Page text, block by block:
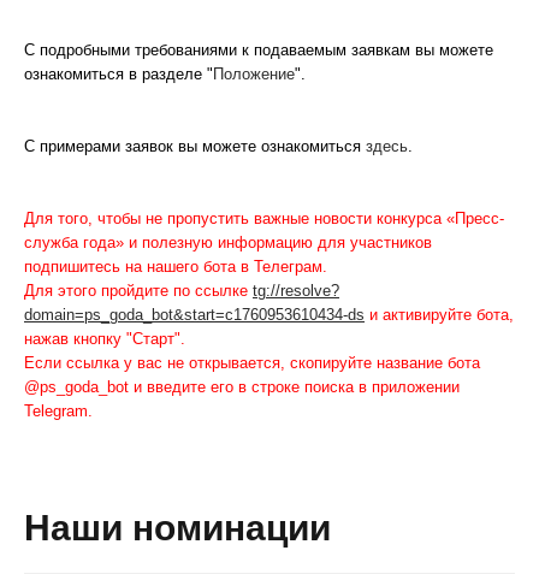
С подробными требованиями к подаваемым заявкам вы можете
ознакомиться в разделе " Положение".
С примерами заявок вы можете ознакомиться здесь.
Для того, чтобы не пропустить важные новости конкурса «Пресс-
служба года» и полезную информацию для участников
подпишитесь на нашего бота в Телеграм.
Для этого пройдите по ссылке tg://resolve?
domain=ps_goda_bot&start=c1760953610434-ds и активируйте бота,
нажав кнопку "Старт".
Если ссылка у вас не открывается, скопируйте название бота
@ps_goda_bot и введите его в строке поиска в приложении
Telegram.
Наши номинации